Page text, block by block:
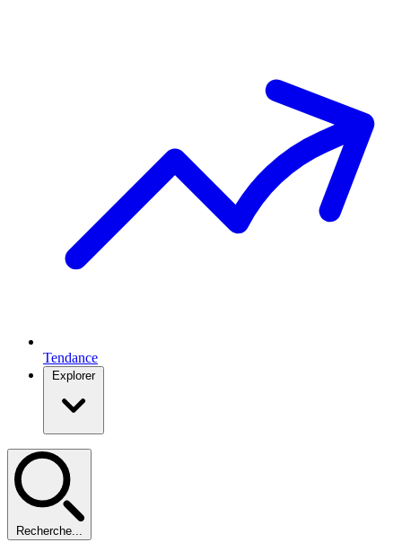
Tendance
Explorer
Recherche...